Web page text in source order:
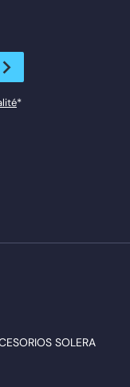
*
SOLERA